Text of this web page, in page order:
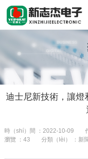
迪士尼新技術，讓
時（shí）間 ：2022-10-09
瀏覽 ：43 分類（lèi） ：新